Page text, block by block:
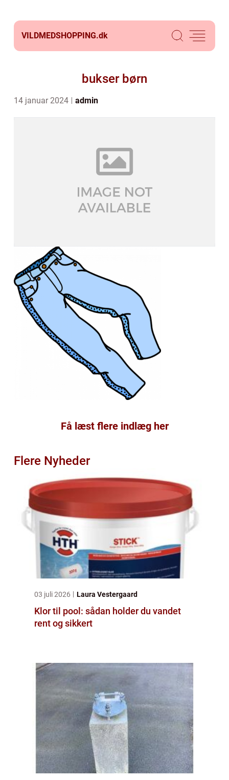
VILDMEDSHOPPING.dk
bukser børn
14 januar 2024 admin
Få læst flere indlæg her
Flere Nyheder
03 juli 2026 Laura Vestergaard
Klor til pool: sådan holder du vandet
rent og sikkert